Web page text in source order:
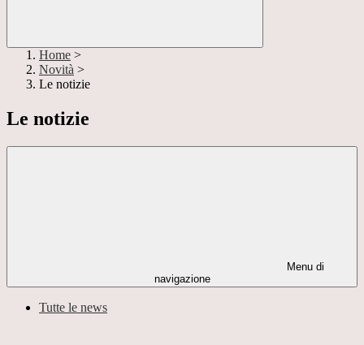
Home >
Novità >
Le notizie
Le notizie
Menu di
navigazione
Tutte le news